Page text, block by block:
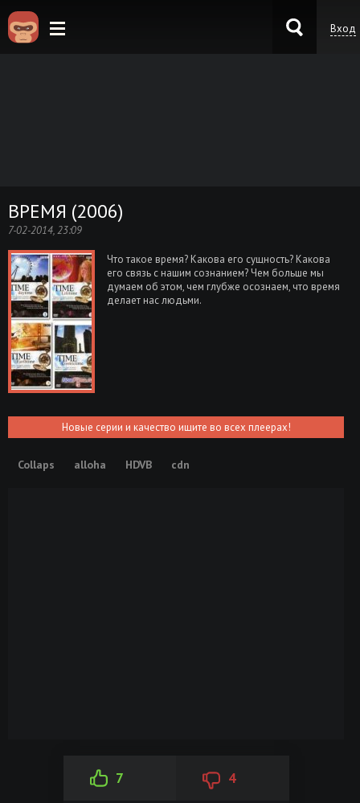
Вход
ВРЕМЯ (2006)
7-02-2014, 23:09
Что такое время? Какова его сущность? Какова
его связь с нашим сознанием? Чем больше мы
думаем об этом, чем глубже осознаем, что время
делает нас людьми.
Новые серии и качество ищите во всех плеерах!
Collaps alloha HDVB cdn
7 4